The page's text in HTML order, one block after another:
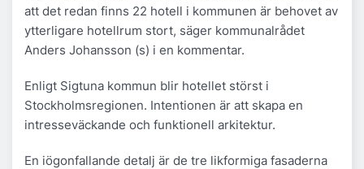
att det redan finns 22 hotell i kommunen är behovet av
ytterligare hotellrum stort, säger kommunalrådet
Anders Johansson (s) i en kommentar.
Enligt Sigtuna kommun blir hotellet störst i
Stockholmsregionen. Intentionen är att skapa en
intresseväckande och funktionell arkitektur.
En iögonfallande detalj är de tre likformiga fasaderna